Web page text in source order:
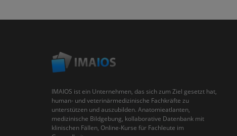
IMAIOS ist ein Unternehmen, das sich zum Ziel gesetzt hat,
human- und veterinärmedizinische Fachkräfte zu
unterstützen und auszubilden. Anatomieatlanten,
medizinische Bildgebung, kollaborative Datenbank mit
klinischen Fällen, Online-Kurse für Fachleute im